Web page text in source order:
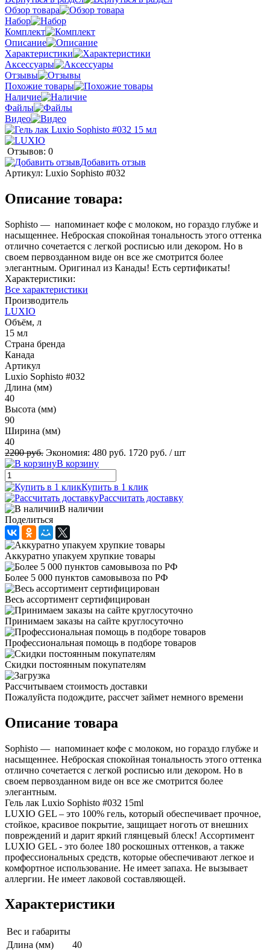
Обзор товара
Набор
Комплект
Описание
Характеристики
Аксессуары
Отзывы
Похожие товары
Наличие
Файлы
Видео
Отзывов: 0
Добавить отзыв
Артикул: Luxio Sophisto #032
Описание товара:
Sophisto — напоминает кофе с молоком, но гораздо глубже и
насыщеннее. Неброская спокойная тональность этого оттенка
отлично сочетается с легкой росписью или декором. Но в
своем первозданном виде он все же смотрится более
элегантным. Оригинал из Канады! Есть сертификаты!
Характеристики:
Все характеристики
Производитель
LUXIO
Объём, л
15 мл
Страна бренда
Канада
Артикул
Luxio Sophisto #032
Длина (мм)
40
Высота (мм)
90
Ширина (мм)
40
2200 руб. Экономия: 480 руб. 1720 руб. / шт
В корзину
Купить в 1 клик
Рассчитать доставку
В наличии
Поделиться
Аккуратно упакуем хрупкие товары
Более 5 000 пунктов самовывоза по РФ
Весь ассортимент сертифицирован
Принимаем заказы на сайте круглосуточно
Профессиональная помощь в подборе товаров
Скидки постоянным покупателям
Рассчитываем стоимость доставки
Пожалуйста подождите, рассчет займет немного времени
Описание товара
Sophisto — напоминает кофе с молоком, но гораздо глубже и
насыщеннее. Неброская спокойная тональность этого оттенка
отлично сочетается с легкой росписью или декором. Но в
своем первозданном виде он все же смотрится более
элегантным.
Гель лак Luxio Sophisto #032 15ml
LUXIO GEL – это 100% гель, который обеспечивает прочное,
стойкое, красивое покрытие, защищает ноготь от внешних
повреждений и дарит яркий глянцевый блеск! Ассортимент
LUXIO GEL - это более 180 роскошных оттенков, а также
профессиональных средств, которые обеспечивают легкое и
комфортное использование. Не имеет запаха. Не вызывает
аллергии. Не имеет лаковой составляющей.
Характеристики
Вес и габариты
Длина (мм)
40